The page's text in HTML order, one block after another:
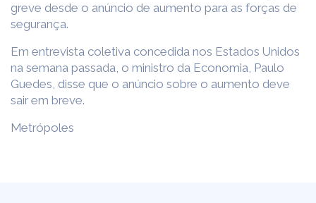
greve desde o anúncio de aumento para as forças de
segurança.
Em entrevista coletiva concedida nos Estados Unidos
na semana passada, o ministro da Economia, Paulo
Guedes, disse que o anúncio sobre o aumento deve
sair em breve.
Metrópoles